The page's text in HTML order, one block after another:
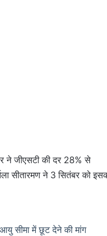
ने जीएसटी की दर 28% से
सीतारमण ने 3 सितंबर को
सीमा में छूट देने की मांग